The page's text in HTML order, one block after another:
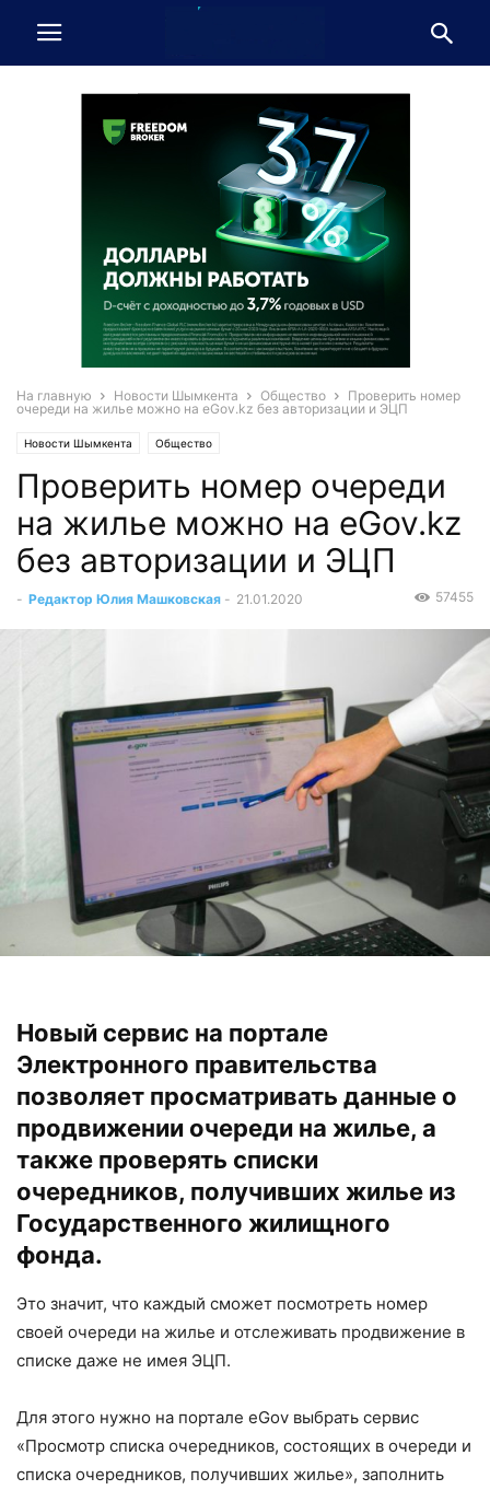
На главную Новости Шымкента Общество
Проверить номер
очереди на жилье можно на eGov.kz без авторизации и ЭЦП
Новости Шымкента Общество
Проверить номер очереди
на жилье можно на eGov.kz
без авторизации и ЭЦП
- Редактор Юлия Машковская - 21.01.2020 57455
Новый сервис на портале
Электронного правительства
позволяет просматривать данные о
продвижении очереди на жилье, а
также проверять списки
очередников, получивших жилье из
Государственного жилищного
фонда.
Это значит, что каждый сможет посмотреть номер
своей очереди на жилье и отслеживать продвижение в
списке даже не имея ЭЦП.
Для этого нужно на портале eGov выбрать сервис
«Просмотр списка очередников, состоящих в очереди и
списка очередников, получивших жилье», заполнить